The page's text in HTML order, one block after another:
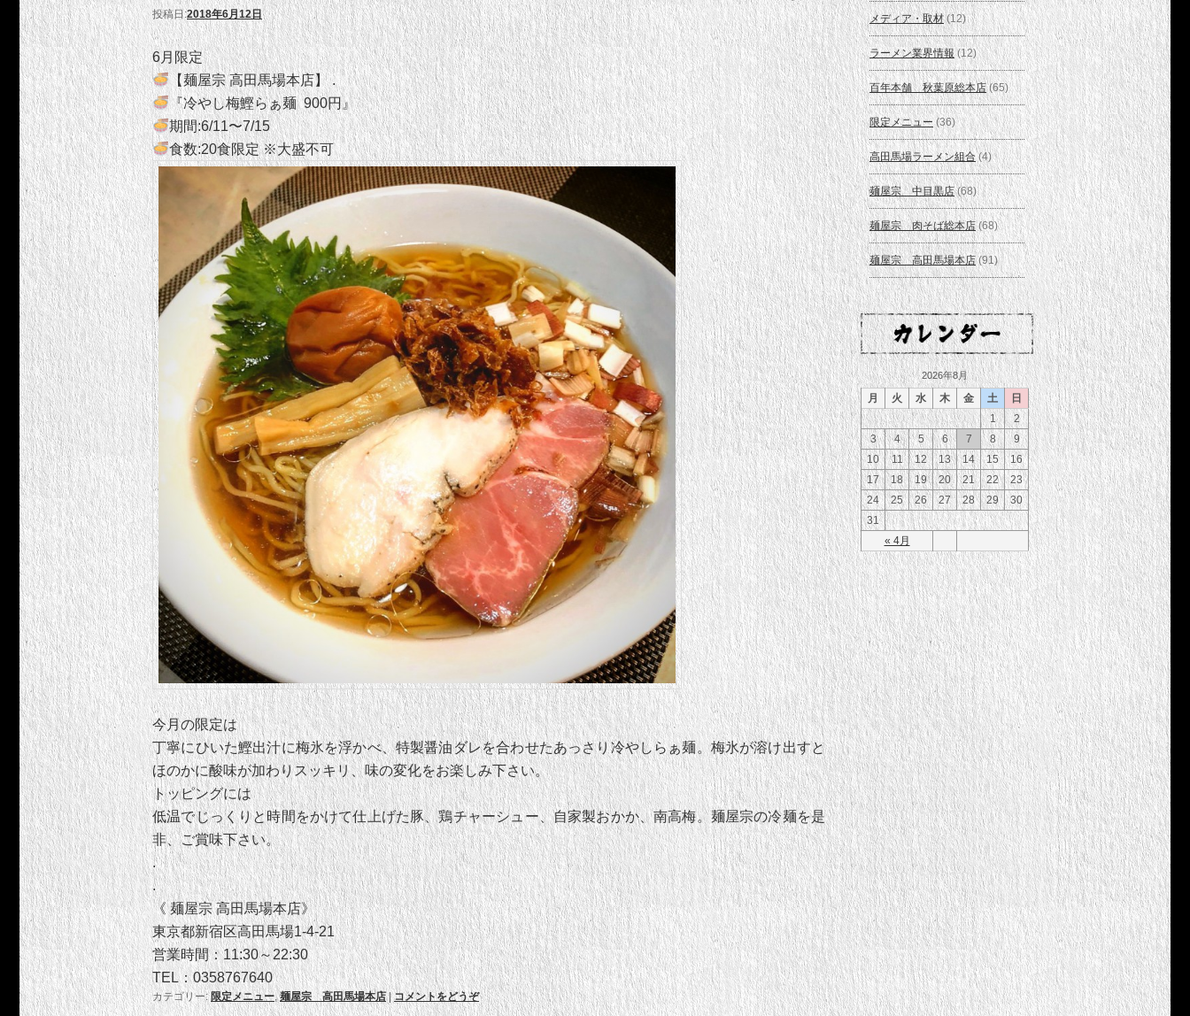
投稿日:2018年6月12日
6月限定
【麺屋宗 高田馬場本店】 .
『冷やし梅鰹らぁ麺 900円』
期間:6/11〜7/15
食数:20食限定 ※大盛不可
今月の限定は
丁寧にひいた鰹出汁に梅氷を浮かべ、特製醤油ダレを合わせたあっさり冷やしらぁ麺。梅氷が溶け出すと
ほのかに酸味が加わりスッキリ、味の変化をお楽しみ下さい。
トッピングには
低温でじっくりと時間をかけて仕上げた豚、鶏チャーシュー、自家製おかか、南高梅。麺屋宗の冷麺を是
非、ご賞味下さい。
.
.
《 麺屋宗 高田馬場本店》
東京都新宿区高田馬場1-4-21
営業時間：11:30～22:30
TEL：0358767640
カテゴリー: 限定メニュー,麺屋宗 高田馬場本店 |コメントをどうぞ
メディア・取材(12)
ラーメン業界情報(12)
百年本舗 秋葉原総本店(65)
限定メニュー(36)
高田馬場ラーメン組合(4)
麺屋宗 中目黒店(68)
麺屋宗 肉そば総本店(68)
麺屋宗 高田馬場本店(91)
2026年8月
月 火 水 木 金 土 日
« 4月
1
2
3
4 5 6 7 8
9
10
11 12 13 14 15
16
17
18 19 20 21 22
23
24
25 26 27 28 29
30
31